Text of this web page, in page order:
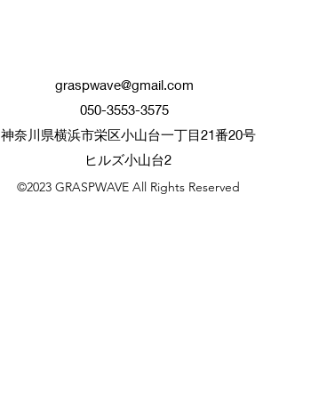
graspwave@gmail.com
050-3553-3575
神奈川県横浜市栄区小山台一丁目21番20号
ヒルズ小山台2
©2023 GRASPWAVE All Rights Reserved